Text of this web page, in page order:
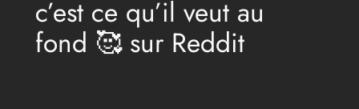
c’est ce qu’il veut au
fond 🥰 sur Reddit